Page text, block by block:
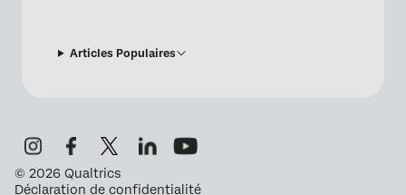
Articles Populaires
© 2026 Qualtrics
Déclaration de confidentialité